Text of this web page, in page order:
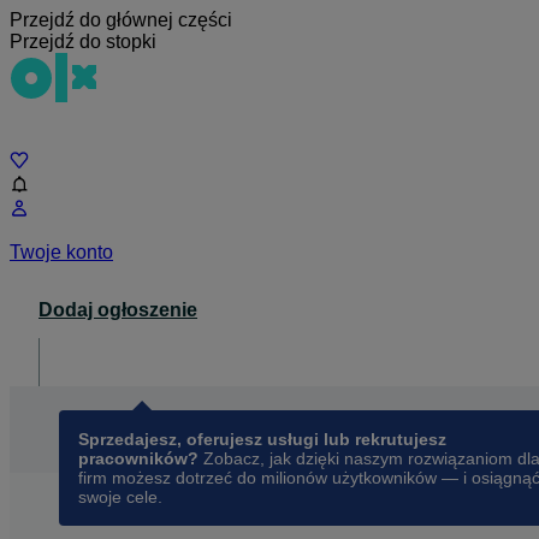
Przejdź do głównej części
Przejdź do stopki
Twoje konto
Dodaj ogłoszenie
Sprzedajesz, oferujesz usługi lub rekrutujesz
pracowników? Zobacz, jak dzięki naszym rozwiązaniom dla
firm możesz dotrzeć do milionów użytkowników — i osiągnąć
swoje cele.